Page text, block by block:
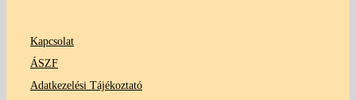
Kapcsolat
ÁSZF
Adatkezelési Tájékoztató